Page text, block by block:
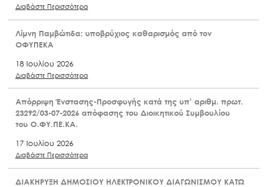
Διαβάστε Περισσότερα
Λίμνη Παμβώτιδα: υποβρύχιος καθαρισμός από τον
ΟΦΥΠΕΚΑ
18 Ιουλίου 2026
Διαβάστε Περισσότερα
Απόρριψη Ένστασης-Προσφυγής κατά της υπ’ αριθμ. πρωτ.
23292/03-07-2026 απόφασης του Διοικητικού Συμβουλίου
του Ο.ΦΥ.ΠΕ.ΚΑ.
17 Ιουλίου 2026
Διαβάστε Περισσότερα
ΔΙΑΚΗΡΥΞΗ ΔΗΜΟΣΙΟΥ ΗΛΕΚΤΡΟΝΙΚΟΥ ΔΙΑΓΩΝΙΣΜΟΥ ΚΑΤΩ